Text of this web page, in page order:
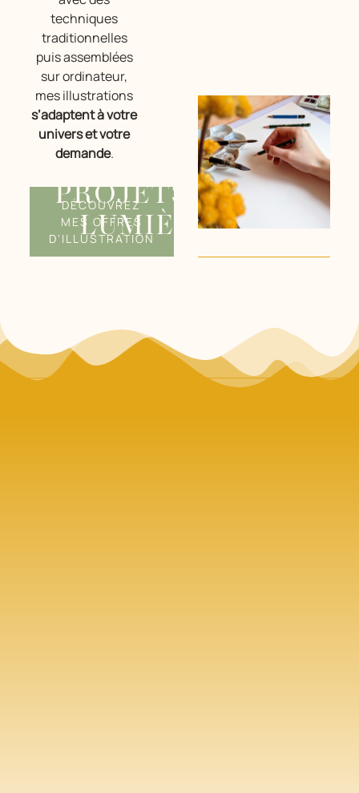
techniques
traditionnelles
puis assemblées
sur ordinateur,
mes illustrations
s’adaptent à votre
univers et votre
demande.
DÉCOUVREZ
MES OFFRES
D'ILLUSTRATION
PROJETS EN
LUMIÈRE